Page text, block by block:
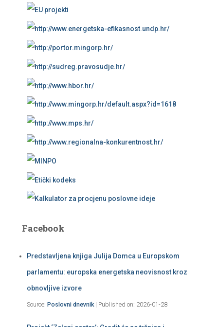
Facebook
Predstavljena knjiga Julija Domca u Europskom
parlamentu: europska energetska neovisnost kroz
obnovljive izvore
Source: Poslovni dnevnik Published on: 2026-01-28